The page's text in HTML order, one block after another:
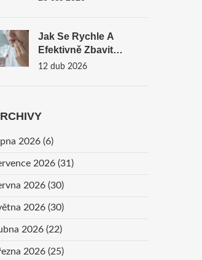
Jak Se Rychle A
Efektivně Zbavit
Citlivosti Zubů:
12 dub 2026
2026 (6)
2026 (31)
2026 (30)
2026 (30)
2026 (22)
2026 (25)